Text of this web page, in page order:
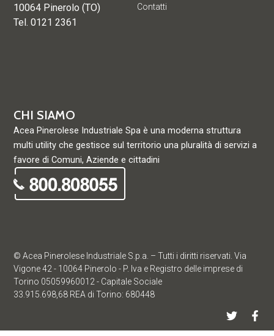
CHI SIAMO
Acea Pinerolese Industriale Spa è una moderna struttura
multi utility che gestisce sul territorio una pluralità di servizi a
favore di Comuni, Aziende e cittadini
Contatti
10064 Pinerolo (TO)
Tel. 0121 2361
© Acea Pinerolese Industriale S.p.a. – Tutti i diritti riservati. Via
Vigone 42 - 10064 Pinerolo - P. Iva e Registro delle imprese di
Torino 05059960012 - Capitale Sociale
33.915.698,68 REA di Torino: 680448
w
i
a
c